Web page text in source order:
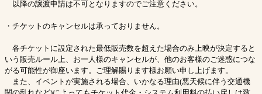
以降の譲渡申請は不可となりますのでご注意ください。
・チケットのキャンセルは承っておりません。
各チケットに設定された最低販売数を超えた場合のみ上映が決定すると
いう販売ルール上、お一人様のキャンセルが、他のお客様のご迷惑につな
がる可能性が御座います。ご理解賜ります様お願い申し上げます。
また、イベントが実施される場合、いかなる理由(悪天候に伴う交通機